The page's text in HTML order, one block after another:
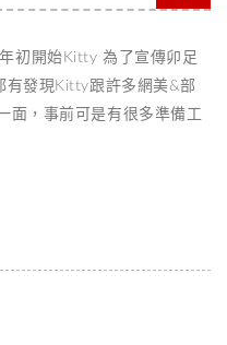
初開始Kitty 為了宣傳卯足
有發現Kitty跟許多網美&部
，事前可是有很多準備工
照，陪逛華山Pinkholic快
設置了很多可愛的拍照區
聖，拍出許多漂亮的照